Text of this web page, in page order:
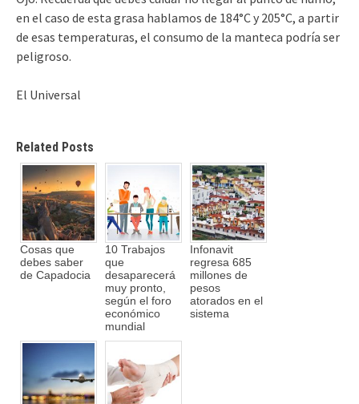
en el caso de esta grasa hablamos de 184°C y 205°C, a partir
de esas temperaturas, el consumo de la manteca podría ser
peligroso.
El Universal
Related Posts
Cosas que
debes saber
de Capadocia
10 Trabajos
que
desaparecerá
muy pronto,
según el foro
económico
mundial
Infonavit
regresa 685
millones de
pesos
atorados en el
sistema